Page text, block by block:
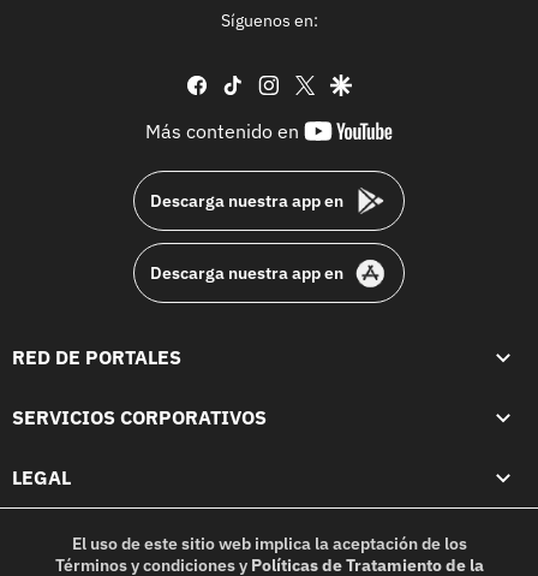
Síguenos en:
facebook
tiktok instagram
twittergoogle
Más contenido en
youtube-
Descarga nuestra app en
Descarga nuestra app en
RED DE PORTALES
SERVICIOS CORPORATIVOS
LEGAL
El uso de este sitio web implica la aceptación de los
Términos y condicionesy Políticas de Tratamiento de la